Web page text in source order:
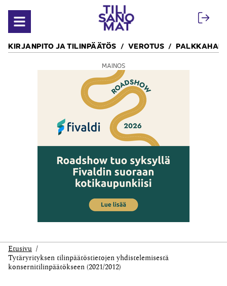
Avaa valikko
KIRJANPITO JA TILINPÄÄTÖS VEROTUS
MAINOS
Etusivu
Tytäryrityksen tilinpäätöstietojen yhdistelemisestä
konsernitilinpäätökseen (2021/2012)